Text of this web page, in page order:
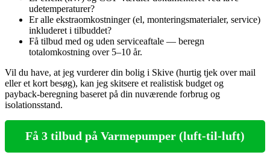
udetemperaturer?
Er alle ekstraomkostninger (el, monteringsmaterialer, service)
inkluderet i tilbuddet?
Få tilbud med og uden serviceaftale — beregn
totalomkostning over 5–10 år.
Vil du have, at jeg vurderer din bolig i Skive (hurtig tjek over mail
eller et kort besøg), kan jeg skitsere et realistisk budget og
payback‑beregning baseret på din nuværende forbrug og
isolationsstand.
Få 3 tilbud på Varmepumper (luft-til-luft)